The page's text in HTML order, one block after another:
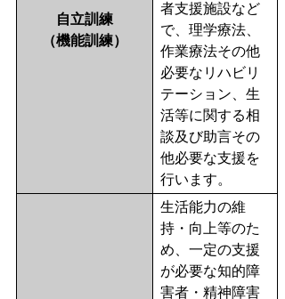
自立訓練
（機能訓練）
者支援施設など
で、理学療法、
作業療法その他
必要なリハビリ
テーション、生
活等に関する相
談及び助言その
他必要な支援を
行います。
生活能力の維
持・向上等のた
め、一定の支援
が必要な知的障
害者・精神障害